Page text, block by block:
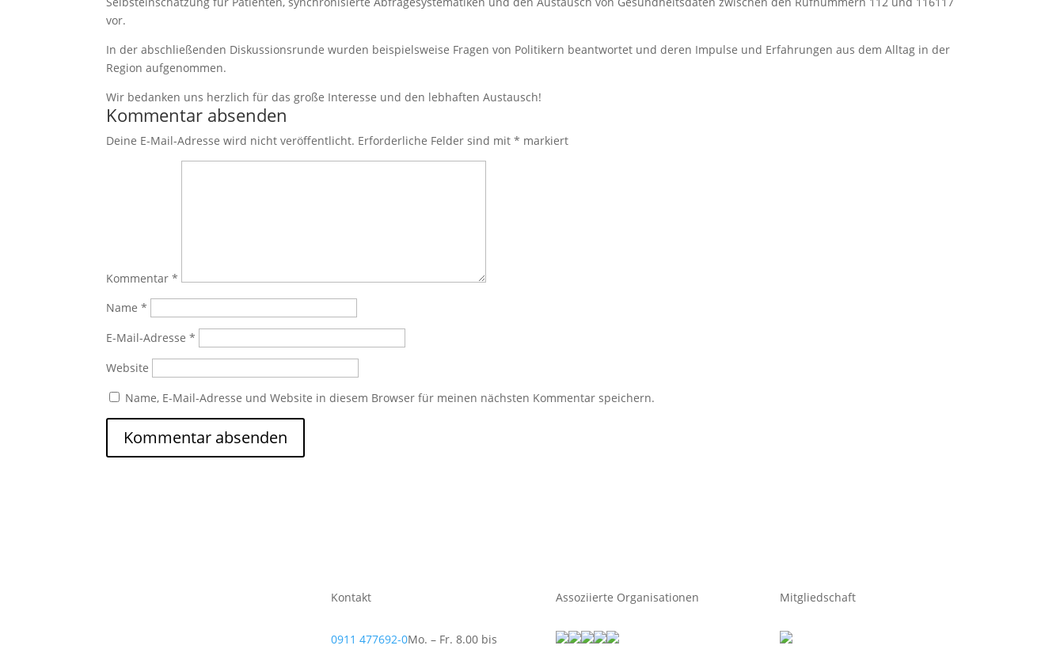
vor.
In der abschließenden Diskussionsrunde wurden beispielsweise Fragen von Politikern beantwortet und deren Impulse und Erfahrungen aus dem Alltag in der
Region aufgenommen.
Wir bedanken uns herzlich für das große Interesse und den lebhaften Austausch!
Kommentar absenden
Deine E-Mail-Adresse wird nicht veröffentlicht. Erforderliche Felder sind mit* markiert
Kommentar*
Name*
E-Mail-Adresse*
Website
Name, E-Mail-Adresse und Website in diesem Browser für meinen nächsten Kommentar speichern.
Kontakt
0911 477692-0Mo. – Fr. 8.00 bis
Assoziierte Organisationen Mitgliedschaft